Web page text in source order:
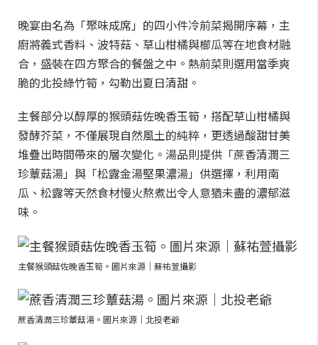
晚宴由名為「聚味成席」的四小件冷前菜揭開序幕，主
廚將義式香料、波特菇、草山柑橘與櫛瓜等在地食材融
合，盛裝在四方聚合的餐盤之中。熱前菜則選用當季爽
脆的北投綠竹筍，勾勒出夏日清甜。
主餐部分以醇厚的猴頭菇佐晚香玉筍，搭配草山柑橘與
發酵芥菜，不僅展現自然風土的純粹，更透過酸甜甘美
堆疊出時間帶來的層次變化。湯品則提供「蔗香清潤三
珍蕈菇湯」與「松露金湯堅果濃湯」供選擇，利用南
瓜、松露等天然食材慢火熬煮出令人意猶未盡的濃郁滋
味。
主餐猴頭菇佐晚香玉筍。圖片來源｜蘇祐萱攝影
蔗香清潤三珍蕈菇湯。圖片來源｜北投老爺